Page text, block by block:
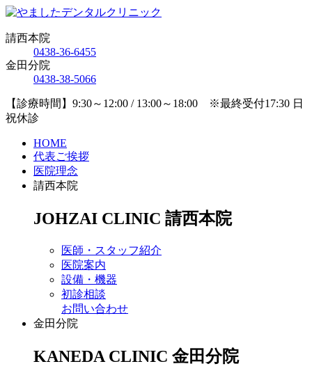
請西本院
0438-36-6455
金田分院
0438-38-5066
【診療時間】9:30～12:00 / 13:00～18:00 ※最終受付17:30 日
祝休診
HOME
代表ご挨拶
医院理念
請西本院
JOHZAI CLINIC 請西本院
医師・スタッフ紹介
医院案内
設備・機器
初診相談
お問い合わせ
金田分院
KANEDA CLINIC 金田分院